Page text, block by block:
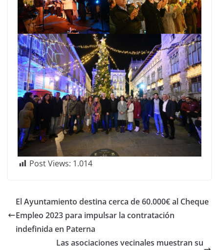
Post Views: 1.014
El Ayuntamiento destina cerca de 60.000€ al Cheque
Empleo 2023 para impulsar la contratación
indefinida en Paterna
Las asociaciones vecinales muestran su